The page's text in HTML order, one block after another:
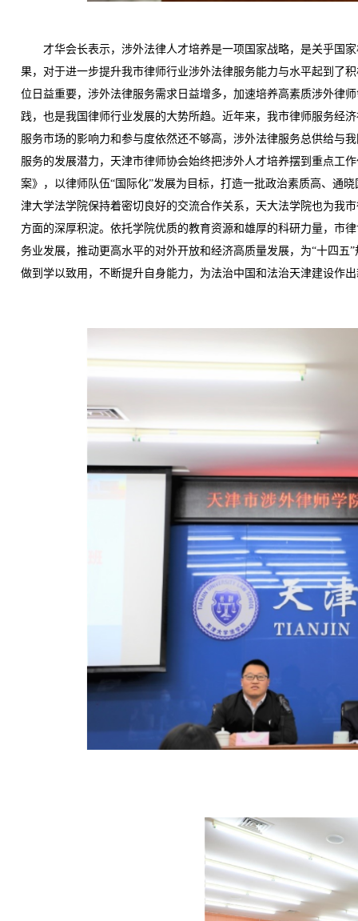
才华会长表示，涉外法律人才培养是一项国家战略，是关乎国家
果，对于进一步提升我市律师行业涉外法律服务能力与水平起到了
位日益重要，涉外法律服务需求日益增多，加速培养高素质涉外律
践，也是我国律师行业发展的大势所趋。近年来，我市律师服务经
服务市场的影响力和参与度依然还不够高，涉外法律服务总供给与
服务的发展潜力，天津市律师协会始终把涉外人才培养摆到重点工
案》，以律师队伍“国际化”发展为目标，打造一批政治素质高、通
津大学法学院保持着密切良好的交流合作关系，天大法学院也为我
方面的深厚积淀。依托学院优质的教育资源和雄厚的科研力量，市
务业发展，推动更高水平的对外开放和经济高质量发展，为“十四
做到学以致用，不断提升自身能力，为法治中国和法治天津建设作